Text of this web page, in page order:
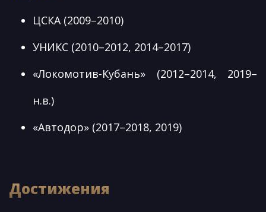
ЦСКА (2009–2010)
УНИКС (2010–2012, 2014–2017)
«Локомотив-Кубань» (2012–2014, 2019–
н.в.)
«Автодор» (2017–2018, 2019)
Достижения